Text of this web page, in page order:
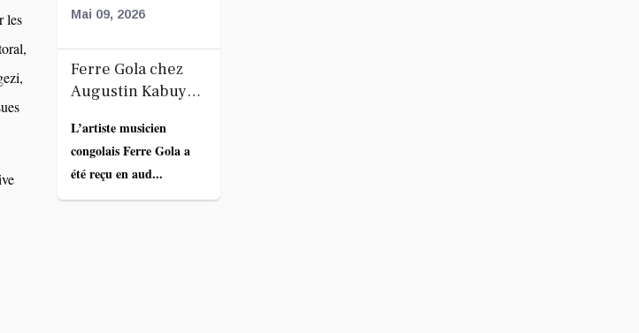
les
Mai 09, 2026
Ferre Gola chez
Augustin Kabuya :
ses fans au calme
après l’annonce
de la décoration
de Fally Ipupa
L’artiste musicien
congolais Ferre Gola a
été reçu en aud...